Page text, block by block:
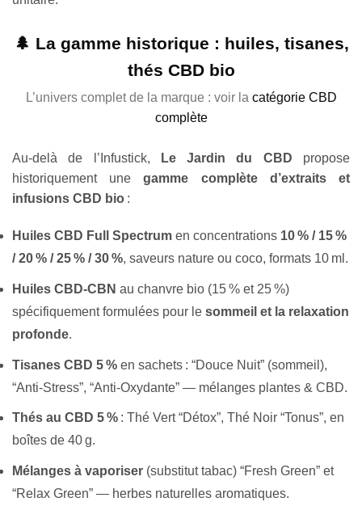
🌲 La gamme historique : huiles, tisanes,
thés CBD bio
L’univers complet de la marque : voir la catégorie CBD
complète
Au-delà de l’Infustick, Le Jardin du CBD propose
historiquement unegamme complète d’extraits et
infusions CBD bio :
Huiles CBD Full Spectrum en concentrations 10 % / 15 %
/ 20 % / 25 % / 30 %, saveurs nature ou coco, formats 10 ml.
Huiles CBD-CBN au chanvre bio (15 % et 25 %)
spécifiquement formulées pour le sommeil et la relaxation
profonde.
Tisanes CBD 5 % en sachets : “Douce Nuit” (sommeil),
“Anti-Stress”, “Anti-Oxydante” — mélanges plantes & CBD.
Thés au CBD 5 % : Thé Vert “Détox”, Thé Noir “Tonus”, en
boîtes de 40 g.
Mélanges à vaporiser (substitut tabac) “Fresh Green” et
“Relax Green” — herbes naturelles aromatiques.